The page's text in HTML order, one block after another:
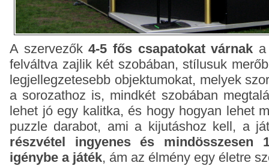
A szervezők4-5 fős csapatokat várnak
felváltva zajlik két szobában, stílusuk
legjellegzetesebb objektumokat, melyek
a sorozathoz is, mindkét szobában
lehet jó egy kalitka, és hogy hogyan lehet
puzzle darabot, ami a kijutáshoz kell, a
részvétel ingyenes és mindösszesen
igénybe a játék, ám az élmény egy életre